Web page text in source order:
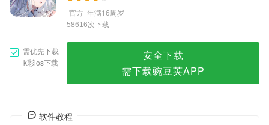
官方 年满16周岁
58616次下载
需优先下载
k彩ios下载
安全下载
需下载豌豆荚APP
软件教程